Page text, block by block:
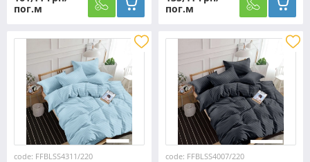
пог.м
пог.м
code: FFBLSS4311/220 code: FFBLSS4007/220